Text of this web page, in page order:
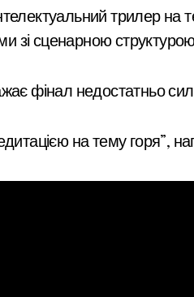
трилер
зі сценарною
фінал недостатньо
на тему горя”,